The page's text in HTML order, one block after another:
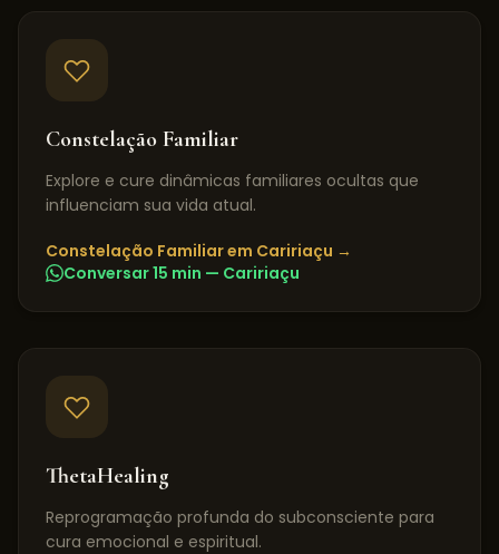
Constelação Familiar
Explore e cure dinâmicas familiares ocultas que
influenciam sua vida atual.
Constelação Familiarem Caririaçu →
Conversar 15 min — Caririaçu
ThetaHealing
Reprogramação profunda do subconsciente para
cura emocional e espiritual.